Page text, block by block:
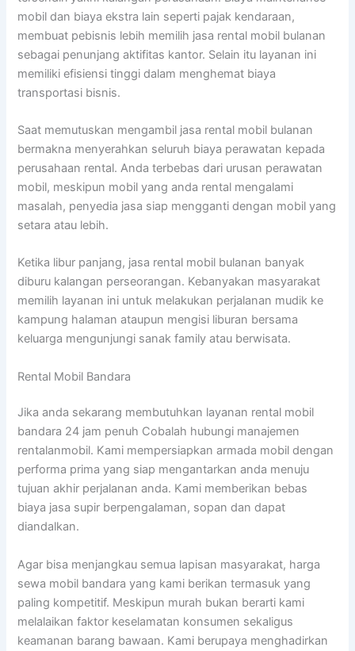
mobil dan biaya ekstra lain seperti pajak kendaraan,
membuat pebisnis lebih memilih jasa rental mobil bulanan
sebagai penunjang aktifitas kantor. Selain itu layanan ini
memiliki efisiensi tinggi dalam menghemat biaya
transportasi bisnis.
Saat memutuskan mengambil jasa rental mobil bulanan
bermakna menyerahkan seluruh biaya perawatan kepada
perusahaan rental. Anda terbebas dari urusan perawatan
mobil, meskipun mobil yang anda rental mengalami
masalah, penyedia jasa siap mengganti dengan mobil yang
setara atau lebih.
Ketika libur panjang, jasa rental mobil bulanan banyak
diburu kalangan perseorangan. Kebanyakan masyarakat
memilih layanan ini untuk melakukan perjalanan mudik ke
kampung halaman ataupun mengisi liburan bersama
keluarga mengunjungi sanak family atau berwisata.
Rental Mobil Bandara
Jika anda sekarang membutuhkan layanan rental mobil
bandara 24 jam penuh Cobalah hubungi manajemen
rentalanmobil. Kami mempersiapkan armada mobil dengan
performa prima yang siap mengantarkan anda menuju
tujuan akhir perjalanan anda. Kami memberikan bebas
biaya jasa supir berpengalaman, sopan dan dapat
diandalkan.
Agar bisa menjangkau semua lapisan masyarakat, harga
sewa mobil bandara yang kami berikan termasuk yang
paling kompetitif. Meskipun murah bukan berarti kami
melalaikan faktor keselamatan konsumen sekaligus
keamanan barang bawaan. Kami berupaya menghadirkan